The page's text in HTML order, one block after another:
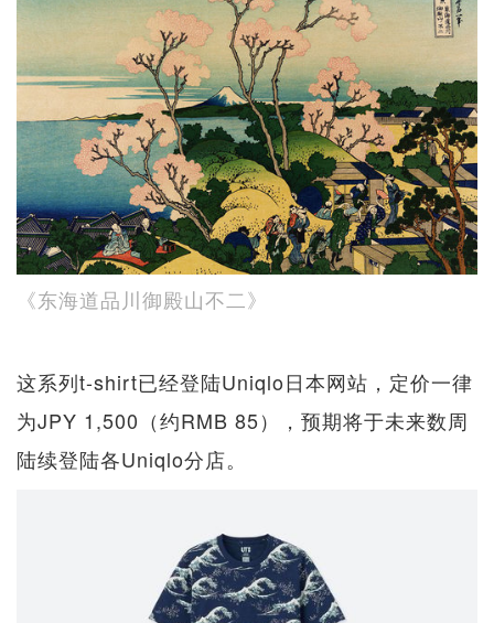
《东海道品川御殿山不二》
这系列t-shirt已经登陆Uniqlo日本网站，定价一律
为JPY 1,500（约RMB 85），预期将于未来数周
陆续登陆各Uniqlo分店。